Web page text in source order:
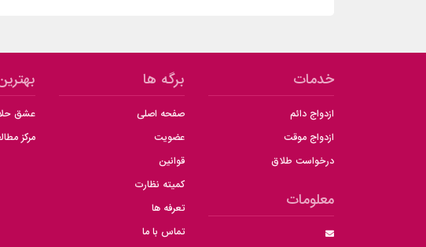
خدمات
ازدواج دائم
ازدواج موقت
درخواست طلاق
معلومات
برگه ها
صفحه اصلی
عضویت
قوانین
کمیته نظارت
تعرفه ها
تماس با ما
عشق
مرکز